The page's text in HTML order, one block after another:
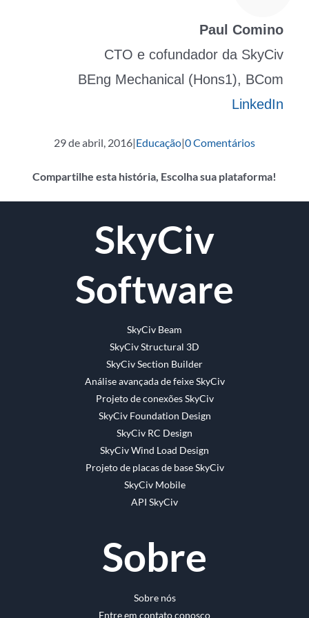
Paul Comino
CTO e cofundador da SkyCiv
BEng Mechanical (Hons1), BCom
LinkedIn
29 de abril, 2016|Educação|0 Comentários
Compartilhe esta história, Escolha sua plataforma!
Facebook
email
SkyCiv
Software
SkyCiv Beam
SkyCiv Structural 3D
SkyCiv Section Builder
Análise avançada de feixe SkyCiv
Projeto de conexões SkyCiv
SkyCiv Foundation Design
SkyCiv RC Design
SkyCiv Wind Load Design
Projeto de placas de base SkyCiv
SkyCiv Mobile
API SkyCiv
Sobre
Sobre nós
Entre em contato conosco